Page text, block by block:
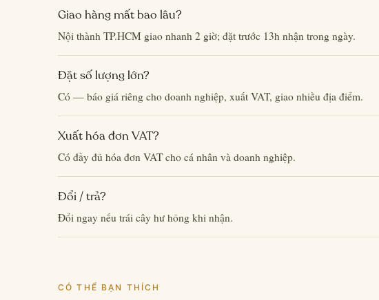
Giao hàng mất bao lâu?
Nội thành TP.HCM giao nhanh 2 giờ; đặt trước 13h nhận trong ngày.
Đặt số lượng lớn?
Có — báo giá riêng cho doanh nghiệp, xuất VAT, giao nhiều địa điểm.
Xuất hóa đơn VAT?
Có đầy đủ hóa đơn VAT cho cá nhân và doanh nghiệp.
Đổi / trả?
Đổi ngay nếu trái cây hư hỏng khi nhận.
CÓ THỂ BẠN THÍCH